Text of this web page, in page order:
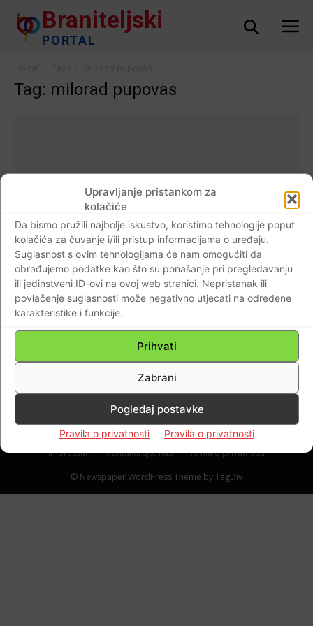
Upravljanje pristankom za
kolačiće
Da bismo pružili najbolje iskustvo, koristimo tehnologije poput
kolačića za čuvanje i/ili pristup informacijama o uređaju.
Suglasnost s ovim tehnologijama će nam omogućiti da
obrađujemo podatke kao što su ponašanje pri pregledavanju
ili jedinstveni ID-ovi na ovoj web stranici. Nepristanak ili
povlačenje suglasnosti može negativno utjecati na određene
karakteristike i funkcije.
Prihvati
Zabrani
Pogledaj postavke
Pravila o privatnosti Pravila o privatnosti
Braniteljski
PORTAL
Tag: milorad pupovas
Crna kronika
VIDEO Na meti medijskih napada policajac
koji je suspendiran nakon istrage Ovčare u
kojoj ispitivao Pupovčevog stranačkog
kolegu
Impressum Kontaktirajte nas Pravila o privatnosti
© Newspaper WordPress Theme by TagDiv